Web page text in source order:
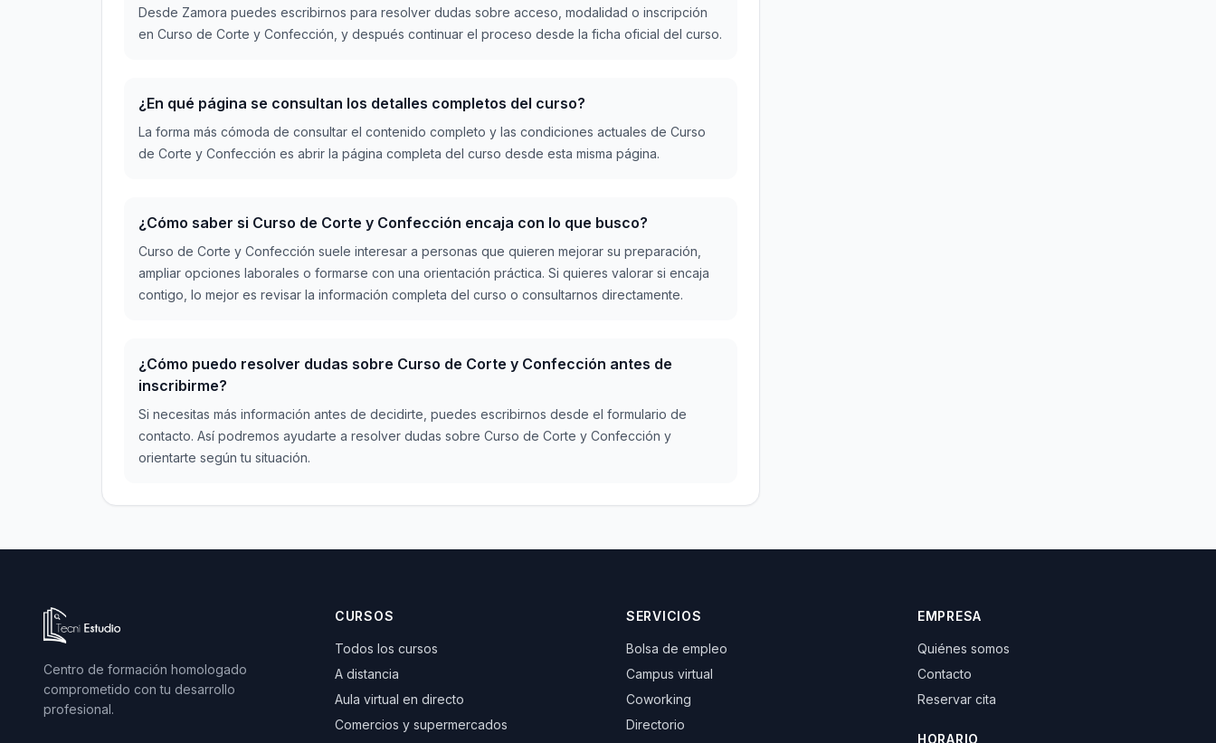
Desde Zamora puedes escribirnos para resolver dudas sobre acceso, modalidad o inscripción
en Curso de Corte y Confección, y después continuar el proceso desde la ficha oficial del curso.
¿En qué página se consultan los detalles completos del curso?
La forma más cómoda de consultar el contenido completo y las condiciones actuales de Curso
de Corte y Confección es abrir la página completa del curso desde esta misma página.
¿Cómo saber si Curso de Corte y Confección encaja con lo que busco?
Curso de Corte y Confección suele interesar a personas que quieren mejorar su preparación,
ampliar opciones laborales o formarse con una orientación práctica. Si quieres valorar si encaja
contigo, lo mejor es revisar la información completa del curso o consultarnos directamente.
¿Cómo puedo resolver dudas sobre Curso de Corte y Confección antes de
inscribirme?
Si necesitas más información antes de decidirte, puedes escribirnos desde el formulario de
contacto. Así podremos ayudarte a resolver dudas sobre Curso de Corte y Confección y
orientarte según tu situación.
Ir a la página de inicio de Tecni Estudio
Centro de formación homologado
comprometido con tu desarrollo
profesional.
CURSOS
Todos los cursos
A distancia
Aula virtual en directo
Comercios y supermercados
SERVICIOS
Bolsa de empleo
Campus virtual
Coworking
Directorio
EMPRESA
Quiénes somos
Contacto
Reservar cita
HORARIO